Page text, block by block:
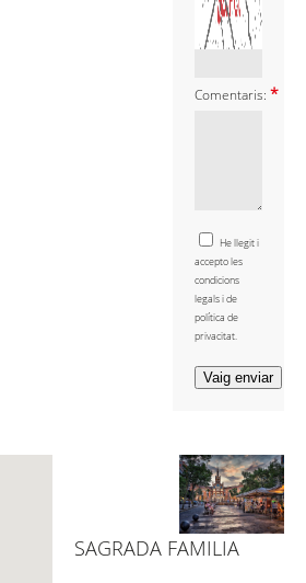
Comentaris: *
He llegit i
accepto les
condicions
legals i de
política de
privacitat.
SAGRADA FAMILIA